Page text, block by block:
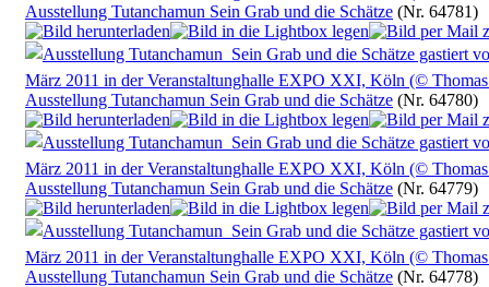
Ausstellung Tutanchamun Sein Grab und die Schätze (Nr. 64781)
Ausstellung Tutanchamun Sein Grab und die Schätze (Nr. 64780)
Ausstellung Tutanchamun Sein Grab und die Schätze (Nr. 64779)
Ausstellung Tutanchamun Sein Grab und die Schätze (Nr. 64778)